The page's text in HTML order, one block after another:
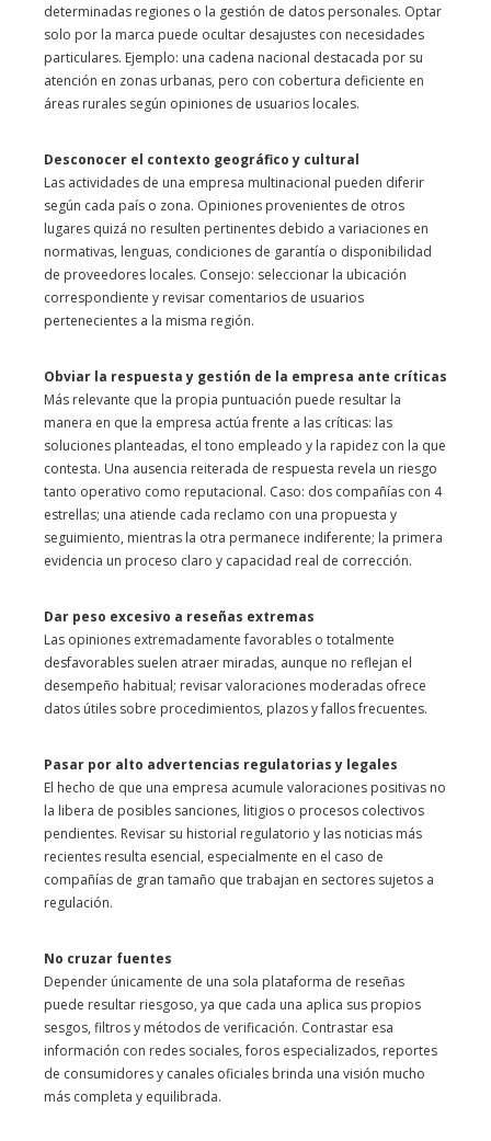
determinadas regiones o la gestión de datos personales. Optar
solo por la marca puede ocultar desajustes con necesidades
particulares. Ejemplo: una cadena nacional destacada por su
atención en zonas urbanas, pero con cobertura deficiente en
áreas rurales según opiniones de usuarios locales.
Desconocer el contexto geográfico y cultural
Las actividades de una empresa multinacional pueden diferir
según cada país o zona. Opiniones provenientes de otros
lugares quizá no resulten pertinentes debido a variaciones en
normativas, lenguas, condiciones de garantía o disponibilidad
de proveedores locales. Consejo: seleccionar la ubicación
correspondiente y revisar comentarios de usuarios
pertenecientes a la misma región.
Obviar la respuesta y gestión de la empresa ante críticas
Más relevante que la propia puntuación puede resultar la
manera en que la empresa actúa frente a las críticas: las
soluciones planteadas, el tono empleado y la rapidez con la que
contesta. Una ausencia reiterada de respuesta revela un riesgo
tanto operativo como reputacional. Caso: dos compañías con 4
estrellas; una atiende cada reclamo con una propuesta y
seguimiento, mientras la otra permanece indiferente; la primera
evidencia un proceso claro y capacidad real de corrección.
Dar peso excesivo a reseñas extremas
Las opiniones extremadamente favorables o totalmente
desfavorables suelen atraer miradas, aunque no reflejan el
desempeño habitual; revisar valoraciones moderadas ofrece
datos útiles sobre procedimientos, plazos y fallos frecuentes.
Pasar por alto advertencias regulatorias y legales
El hecho de que una empresa acumule valoraciones positivas no
la libera de posibles sanciones, litigios o procesos colectivos
pendientes. Revisar su historial regulatorio y las noticias más
recientes resulta esencial, especialmente en el caso de
compañías de gran tamaño que trabajan en sectores sujetos a
regulación.
No cruzar fuentes
Depender únicamente de una sola plataforma de reseñas
puede resultar riesgoso, ya que cada una aplica sus propios
sesgos, filtros y métodos de verificación. Contrastar esa
información con redes sociales, foros especializados, reportes
de consumidores y canales oficiales brinda una visión mucho
más completa y equilibrada.